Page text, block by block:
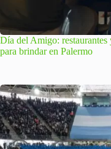
Día del Amigo: restaurantes
para brindar en Palermo